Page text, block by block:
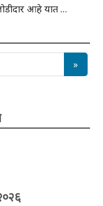
आहे यात …